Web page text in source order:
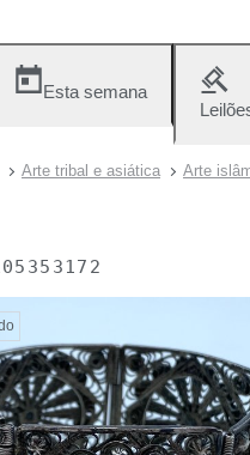
Esta semana
Arte tribal e asiática Arte